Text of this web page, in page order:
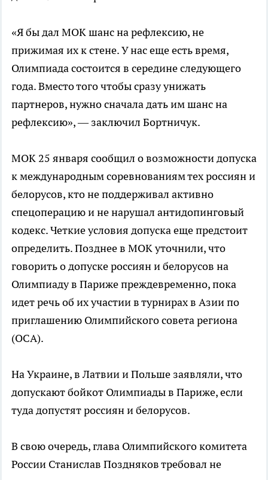
«Я бы дал МОК шанс на рефлексию, не
прижимая их к стене. У нас еще есть время,
Олимпиада состоится в середине следующего
года. Вместо того чтобы сразу унижать
партнеров, нужно сначала дать им шанс на
рефлексию», — заключил Бортничук.
МОК 25 января сообщил о возможности допуска
к международным соревнованиям тех россиян и
белорусов, кто не поддерживал активно
спецоперацию и не нарушал антидопинговый
кодекс. Четкие условия допуска еще предстоит
определить. Позднее в МОК уточнили, что
говорить о допуске россиян и белорусов на
Олимпиаду в Париже преждевременно, пока
идет речь об их участии в турнирах в Азии по
приглашению Олимпийского совета региона
(ОСА).
На Украине, в Латвии и Польше заявляли, что
допускают бойкот Олимпиады в Париже, если
туда допустят россиян и белорусов.
В свою очередь, глава Олимпийского комитета
России Станислав Поздняков требовал не